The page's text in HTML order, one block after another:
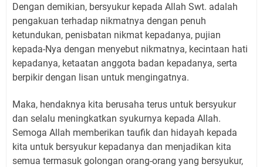
Dengan demikian, bersyukur kepada Allah Swt. adalah
pengakuan terhadap nikmatnya dengan penuh
ketundukan, penisbatan nikmat kepadanya, pujian
kepada-Nya dengan menyebut nikmatnya, kecintaan hati
kepadanya, ketaatan anggota badan kepadanya, serta
berpikir dengan lisan untuk mengingatnya.
Maka, hendaknya kita berusaha terus untuk bersyukur
dan selalu meningkatkan syukurnya kepada Allah.
Semoga Allah memberikan taufik dan hidayah kepada
kita untuk bersyukur kepadanya dan menjadikan kita
semua termasuk golongan orang-orang yang bersyukur,